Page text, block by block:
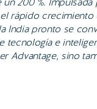
rápido crecimiento
India pronto se
tecnología e
Advantage, sino